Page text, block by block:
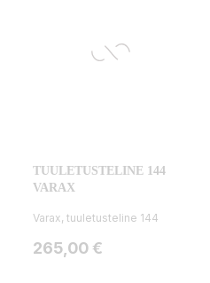
TUULETUSTELINE 144
VARAX
Varax, tuuletusteline 144
Hinta
265,00 €